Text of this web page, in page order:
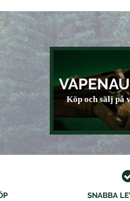
Köp och sälj på
SNABBA